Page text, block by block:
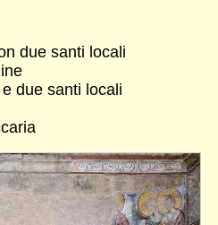
due santi locali
due santi locali